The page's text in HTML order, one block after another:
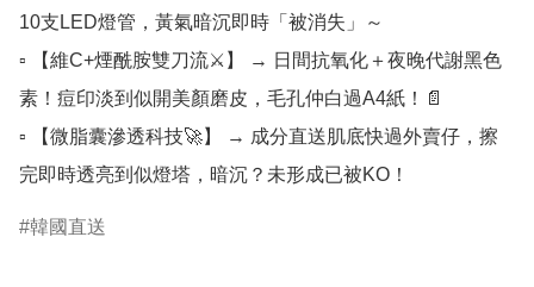
10支LED燈管，黃氣暗沉即時「被消失」～
▫️ 【維C+煙酰胺雙刀流⚔️】 → 日間抗氧化＋夜晚代謝黑色
素！痘印淡到似開美顏磨皮，毛孔仲白過A4紙！📄
▫️ 【微脂囊滲透科技🚀】 → 成分直送肌底快過外賣仔，擦
完即時透亮到似燈塔，暗沉？未形成已被KO！
韓國直送